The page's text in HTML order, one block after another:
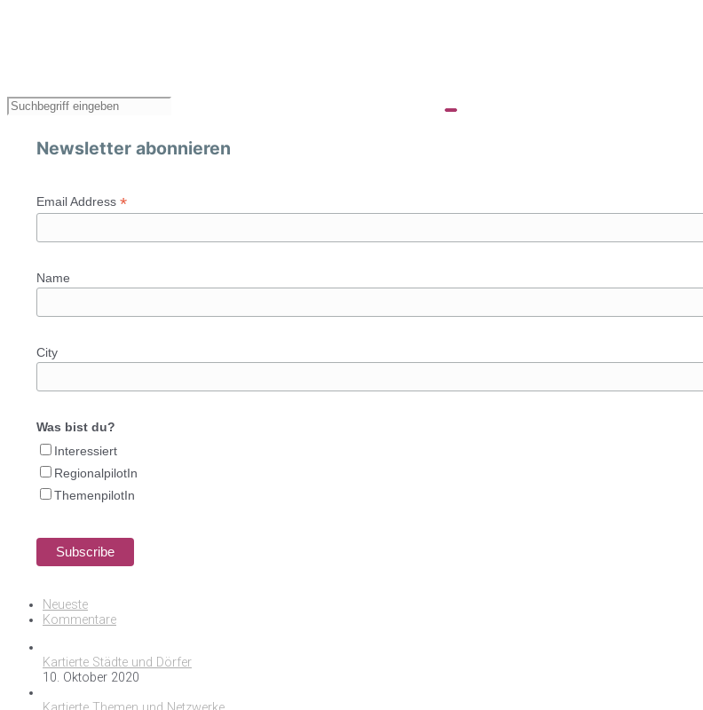
Newsletter abonnieren
Email Address *
Name
City
Was bist du?
Interessiert
RegionalpilotIn
ThemenpilotIn
Neueste
Kommentare
Kartierte Städte und Dörfer
10. Oktober 2020